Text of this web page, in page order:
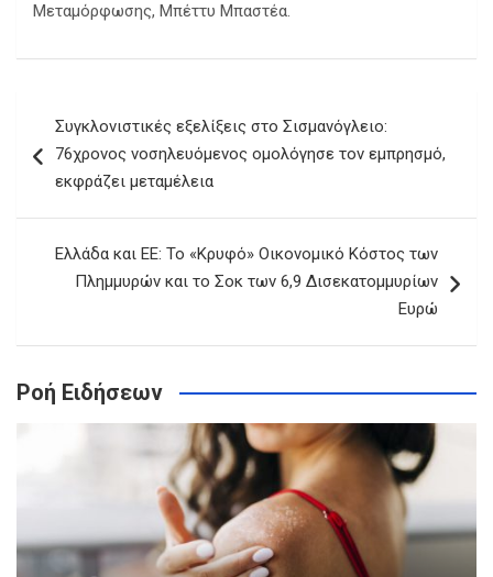
Μεταμόρφωσης, Μπέττυ Μπαστέα.
άρθρων
Συγκλονιστικές εξελίξεις στο Σισμανόγλειο:
76χρονος νοσηλευόμενος ομολόγησε τον εμπρησμό,
εκφράζει μεταμέλεια
Ελλάδα και ΕΕ: Το «Κρυφό» Οικονομικό Κόστος των
Πλημμυρών και το Σοκ των 6,9 Δισεκατομμυρίων
Ευρώ
Ροή Ειδήσεων